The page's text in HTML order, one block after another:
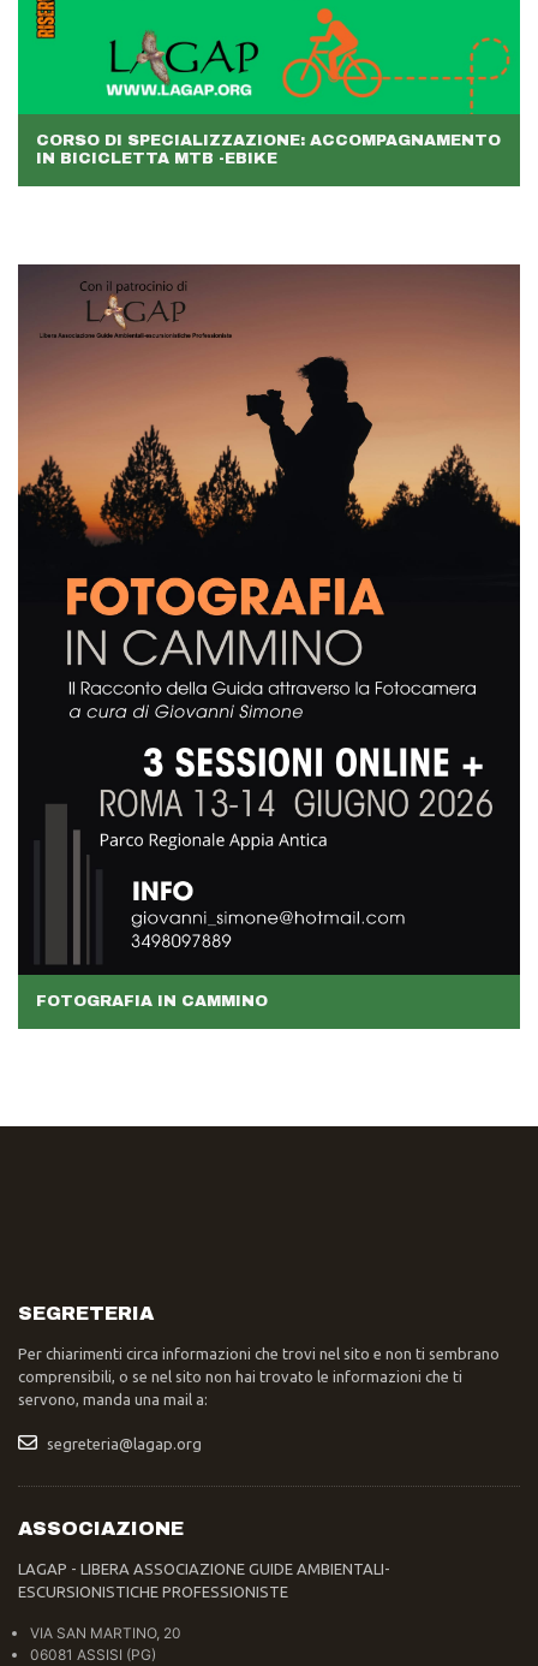
CORSO DI SPECIALIZZAZIONE: ACCOMPAGNAMENTO
IN BICICLETTA MTB -EBIKE
FOTOGRAFIA IN CAMMINO
SEGRETERIA
Per chiarimenti circa informazioni che trovi nel sito e non ti sembrano
comprensibili, o se nel sito non hai trovato le informazioni che ti
servono, manda una mail a:
segreteria@lagap.org
ASSOCIAZIONE
LAGAP - LIBERA ASSOCIAZIONE GUIDE AMBIENTALI-
ESCURSIONISTICHE PROFESSIONISTE
VIA SAN MARTINO, 20
06081 ASSISI (PG)